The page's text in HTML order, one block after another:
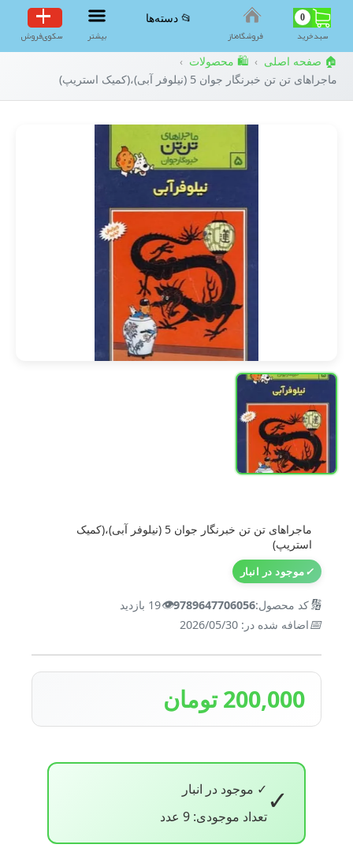
0
سبد‌خرید فروشگاه‌ناز
📂 دسته‌ها
بیشتر سکوی‌فروش
🏠 صفحه اصلی › 🛍️ محصولات ›
ماجراهای تن تن خبرنگار جوان 5 (نیلوفر آبی)،(کمیک استریپ)
ماجراهای تن تن خبرنگار جوان 5 (نیلوفر آبی)،(کمیک
استریپ)
✓موجود در انبار
🔢کد محصول:9789647706056
👁️19 بازدید
📅اضافه شده در: 2026/05/30
200,000 تومان
✓ ✓ موجود در انبار
تعداد موجودی: 9 عدد